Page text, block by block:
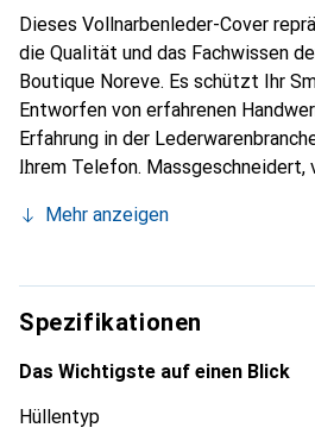
Dieses Vollnarbenleder-Cover
die Qualität und das Fachwissen
Boutique Noreve. Es schützt Ihr
Entworfen von erfahrenen
Erfahrung in der
Ihrem Telefon. Massgeschneidert,
und unverzichtbaren Accessoire für
die Marke Noreve eine
anspruchsvolle Kundschaft.
Mehr anzeigen
Spezifikationen
Das Wichtigste auf einen Blick
Hüllentyp